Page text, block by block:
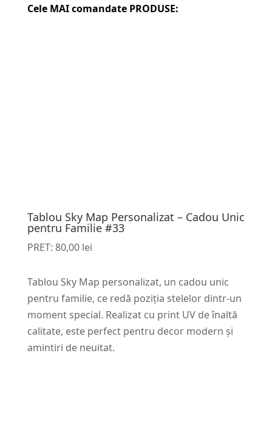
Cele MAI comandate PRODUSE:
Tablou Sky Map Personalizat – Cadou Unic
pentru Familie #33
PRET: 80,00 lei
Tablou Sky Map personalizat, un cadou unic
pentru familie, ce redă poziția stelelor dintr-un
moment special. Realizat cu print UV de înaltă
calitate, este perfect pentru decor modern și
amintiri de neuitat.